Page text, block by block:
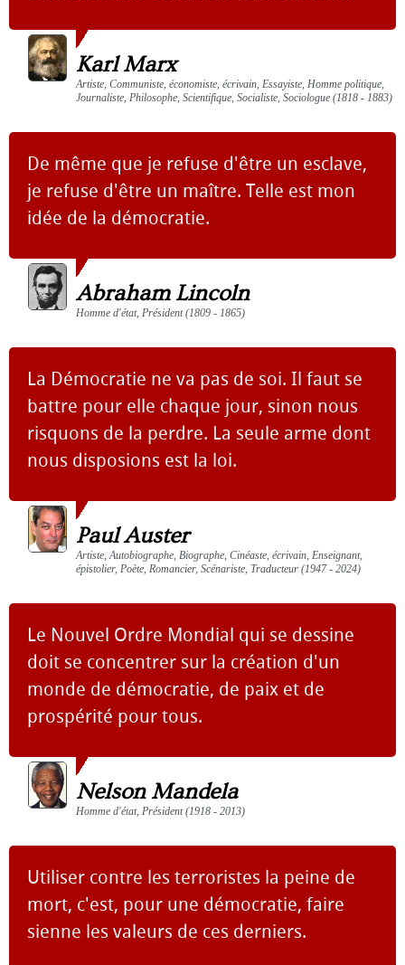
Karl Marx
Artiste, Communiste, économiste, écrivain, Essayiste, Homme politique,
Journaliste, Philosophe, Scientifique, Socialiste, Sociologue (1818 - 1883)
De même que je refuse d'être un esclave,
je refuse d'être un maître. Telle est mon
idée de la démocratie.
Abraham Lincoln
Homme d'état, Président (1809 - 1865)
La Démocratie ne va pas de soi. Il faut se
battre pour elle chaque jour, sinon nous
risquons de la perdre. La seule arme dont
nous disposions est la loi.
Paul Auster
Artiste, Autobiographe, Biographe, Cinéaste, écrivain, Enseignant,
épistolier, Poète, Romancier, Scénariste, Traducteur (1947 - 2024)
Le Nouvel Ordre Mondial qui se dessine
doit se concentrer sur la création d'un
monde de démocratie, de paix et de
prospérité pour tous.
Nelson Mandela
Homme d'état, Président (1918 - 2013)
Utiliser contre les terroristes la peine de
mort, c'est, pour une démocratie, faire
sienne les valeurs de ces derniers.